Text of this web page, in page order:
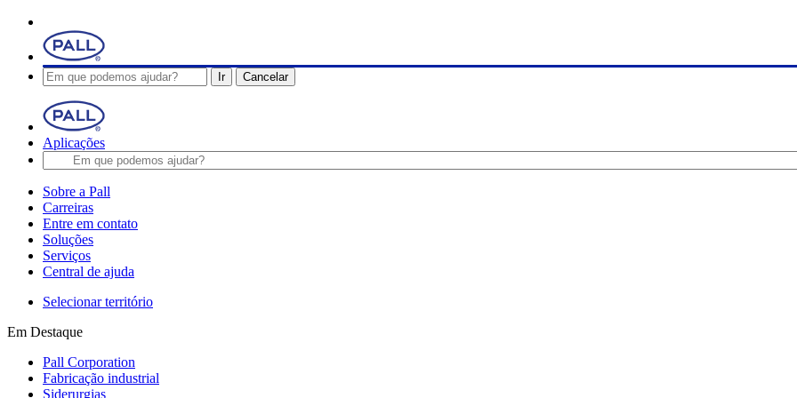
Ir Cancelar
Aplicações
Sobre a Pall
Carreiras
Entre em contato
Soluções
Serviços
Central de ajuda
Selecionar território
Em Destaque
Pall Corporation
Fabricação industrial
Siderurgias